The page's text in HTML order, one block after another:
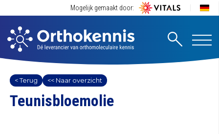
Mogelijk gemaakt door:
< Terug << Naar overzicht
Teunisbloemolie